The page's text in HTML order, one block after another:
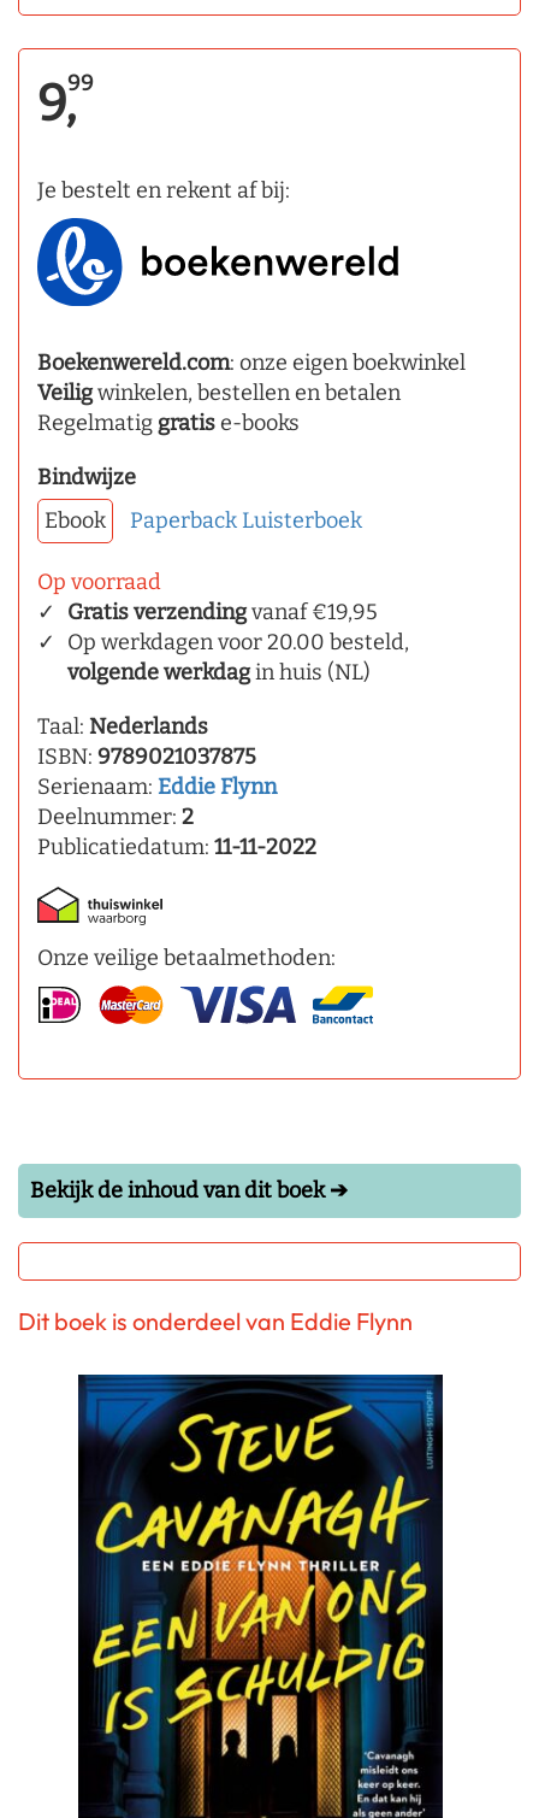
9,99
Je bestelt en rekent af bij:
Boekenwereld.com: onze eigen boekwinkel
Veiligwinkelen, bestellen en betalen
Regelmatig gratise-books
Bindwijze
Ebook
Paperback Luisterboek
Op voorraad
Gratis verzendingvanaf €19,95
Op werkdagen voor 20.00 besteld,
volgende werkdagin huis (NL)
Taal: Nederlands
ISBN: 9789021037875
Serienaam: Eddie Flynn
Deelnummer: 2
Publicatiedatum: 11-11-2022
Onze veilige betaalmethoden:
Bekijk de inhoud van dit boek ➔
Dit boek is onderdeel van Eddie Flynn